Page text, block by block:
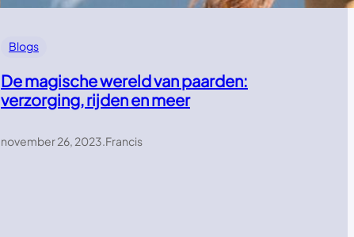
Blogs
De magische wereld van paarden:
verzorging, rijden en meer
november 26, 2023.Francis